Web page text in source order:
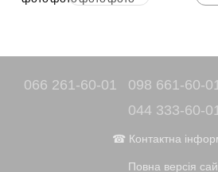
066 261-60-01 098 661-60-
044 333-60-
☎ Контактна
Повна версія